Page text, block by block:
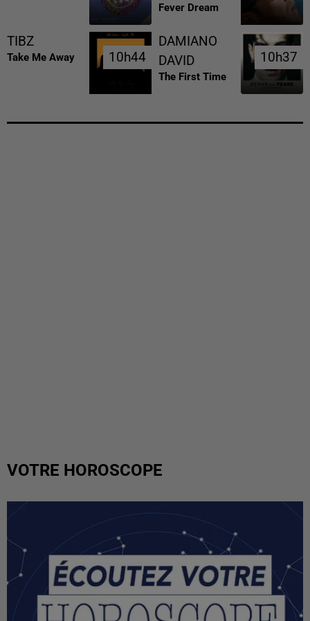
Fever Dream
TIBZ
Take Me Away 10h44
10h44
DAMIANO
DAVID
The First Time
10h37
10h37
VOTRE HOROSCOPE